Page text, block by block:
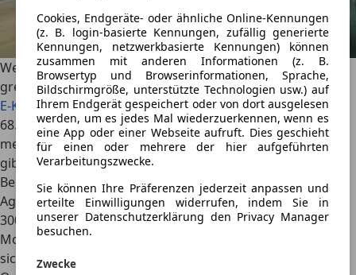
Cookies, Endgeräte- oder ähnliche Online-Kennungen
(z. B. login-basierte Kennungen, zufällig generierte
Kennungen, netzwerkbasierte Kennungen) können
zusammen mit anderen Informationen (z. B.
Browsertyp und Browserinformationen, Sprache,
Bildschirmgröße, unterstützte Technologien usw.) auf
Ihrem Endgerät gespeichert oder von dort ausgelesen
werden, um es jedes Mal wiederzuerkennen, wenn es
eine App oder einer Webseite aufruft. Dies geschieht
für einen oder mehrere der hier aufgeführten
Verarbeitungszwecke.
Sie können Ihre Präferenzen jederzeit anpassen und
erteilte Einwilligungen widerrufen, indem Sie in
unserer Datenschutzerklärung den Privacy Manager
besuchen.
Zwecke
Wer etwas mehr Platz benötigt als in einer C-Klasse, der
greift bei den Sternen eine Nummer höher und wählt die
E-Klasse. Die günstigsten Modelle starten derzeit ab
68.347,65 Euro, für einen Selbstzünder muss noch etwas
mehr investiert werden. Auch die Mercedes-Benz E-Klasse
gibt es in Hybrid-Versionen (Diesel/Strom und
Benzin/Strom) sowie mit reinen Benzin- oder Diesel-
Aggregaten. Vielfahrern raten wir zumMercedes-Benz E
300 d 4MATIC , der nicht nur über einen potenten Diesel-
Motor, sondern auch über einen Allradantrieb verfügt und
sich dabei mit